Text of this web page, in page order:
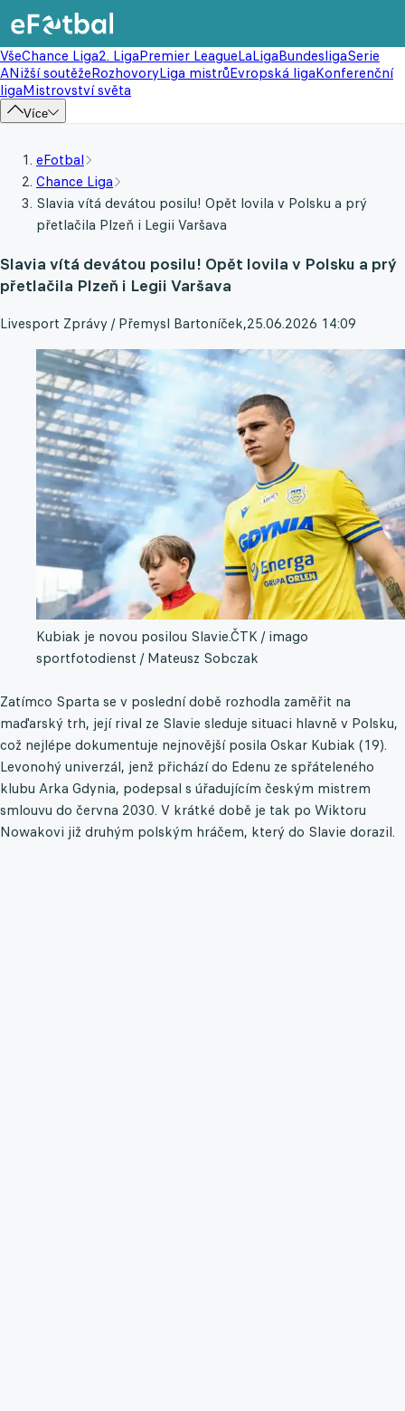
VšeChance Liga2. LigaPremier LeagueLaLigaBundesligaSerie
ANižší soutěžeRozhovoryLiga mistrůEvropská ligaKonferenční
ligaMistrovství světa
Více
eFotbal
Chance Liga
Slavia vítá devátou posilu! Opět lovila v Polsku a prý
přetlačila Plzeň i Legii Varšava
Slavia vítá devátou posilu! Opět lovila v Polsku a prý
přetlačila Plzeň i Legii Varšava
Livesport Zprávy / Přemysl Bartoníček,25.06.2026 14:09
Kubiak je novou posilou Slavie.ČTK / imago
sportfotodienst / Mateusz Sobczak
Zatímco Sparta se v poslední době rozhodla zaměřit na
maďarský trh, její rival ze Slavie sleduje situaci hlavně v Polsku,
což nejlépe dokumentuje nejnovější posila Oskar Kubiak (19).
Levonohý univerzál, jenž přichází do Edenu ze spřáteleného
klubu Arka Gdynia, podepsal s úřadujícím českým mistrem
smlouvu do června 2030. V krátké době je tak po Wiktoru
Nowakovi již druhým polským hráčem, který do Slavie dorazil.